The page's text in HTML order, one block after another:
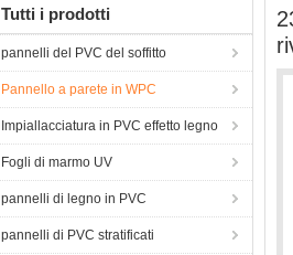
Tutti i prodotti
pannelli del PVC del soffitto
Pannello a parete in WPC
Impiallacciatura in PVC effetto legno
Fogli di marmo UV
pannelli di legno in PVC
pannelli di PVC stratificati